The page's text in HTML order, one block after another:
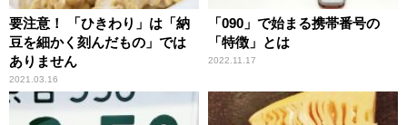
要注意！ 「ひきわり」は「納
豆を細かく刻んだもの」では
ありません
2021.03.16
「090」で始まる携帯番号の
「特徴」とは
2022.11.17